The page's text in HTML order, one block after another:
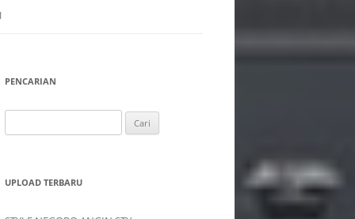
PENCARIAN
untuk:
UPLOAD TERBARU